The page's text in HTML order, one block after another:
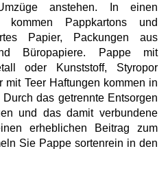
anstehen. In einen
Pappkartons und
Papier, Packungen aus
Büropapiere. Pappe mit
oder Kunststoff, Styropor
mit Teer Haftungen kommen in
das getrennte Entsorgen
und das damit verbundene
erheblichen Beitrag zum
Sie Pappe sortenrein in den